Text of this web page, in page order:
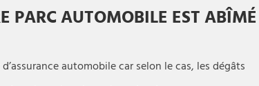
PARC AUTOMOBILE EST ABÎMÉ
automobile car selon le cas, les dégâts